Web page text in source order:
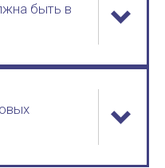
быть в